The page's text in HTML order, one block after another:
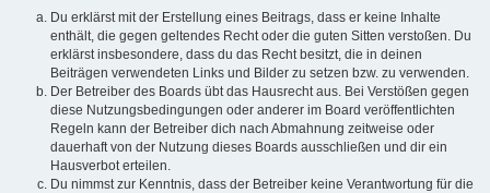
Du erklärst mit der Erstellung eines Beitrags, dass er keine Inhalte
enthält, die gegen geltendes Recht oder die guten Sitten verstoßen. Du
erklärst insbesondere, dass du das Recht besitzt, die in deinen
Beiträgen verwendeten Links und Bilder zu setzen bzw. zu verwenden.
Der Betreiber des Boards übt das Hausrecht aus. Bei Verstößen gegen
diese Nutzungsbedingungen oder anderer im Board veröffentlichten
Regeln kann der Betreiber dich nach Abmahnung zeitweise oder
dauerhaft von der Nutzung dieses Boards ausschließen und dir ein
Hausverbot erteilen.
Du nimmst zur Kenntnis, dass der Betreiber keine Verantwortung für die